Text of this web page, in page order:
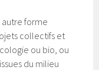
forme
collectifs et
ou bio, ou
du milieu